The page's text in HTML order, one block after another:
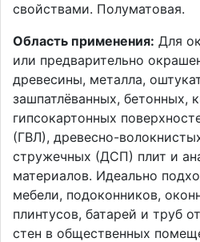
свойствами. Полуматовая.
Область применения: Для
или предварительно
древесины, металла,
зашпатлёванных, бетонных,
гипсокартонных
(ГВЛ), древесно-
стружечных (ДСП) плит и
материалов. Идеально
мебели, подоконников,
плинтусов, батарей и труб
стен в общественных